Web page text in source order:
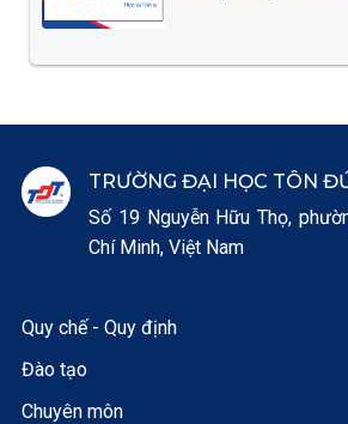
TRƯỜNG ĐẠI HỌC TÔN
Số 19 Nguyễn Hữu Thọ,
Chí Minh, Việt Nam
Quy chế - Quy định
Đào tạo
Chuyên môn